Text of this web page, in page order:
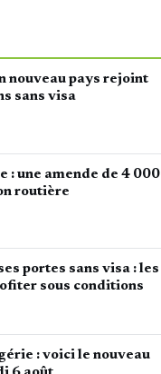
nouveau pays rejoint
sans visa
: une amende de 4 000
routière
portes sans visa : les
sous conditions
: voici le nouveau